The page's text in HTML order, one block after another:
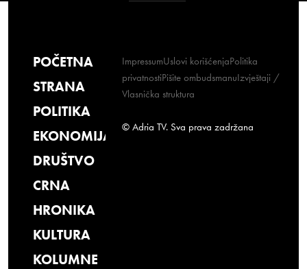
POČETNA
STRANA
POLITIKA
EKONOMIJA
DRUŠTVO
CRNA
HRONIKA
KULTURA
KOLUMNE
ImpressumUslovi korišćenjaPolitika
privatnostiPišite ombudsmanuIzvještaji /
Vlasnička struktura
© Adria TV. Sva prava zadržana